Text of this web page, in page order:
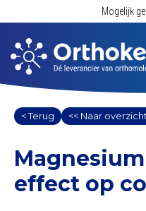
Mogelijk
< Terug << Naar overzicht
effect op